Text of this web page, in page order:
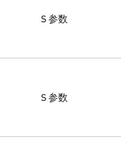
S 参数
S 参数